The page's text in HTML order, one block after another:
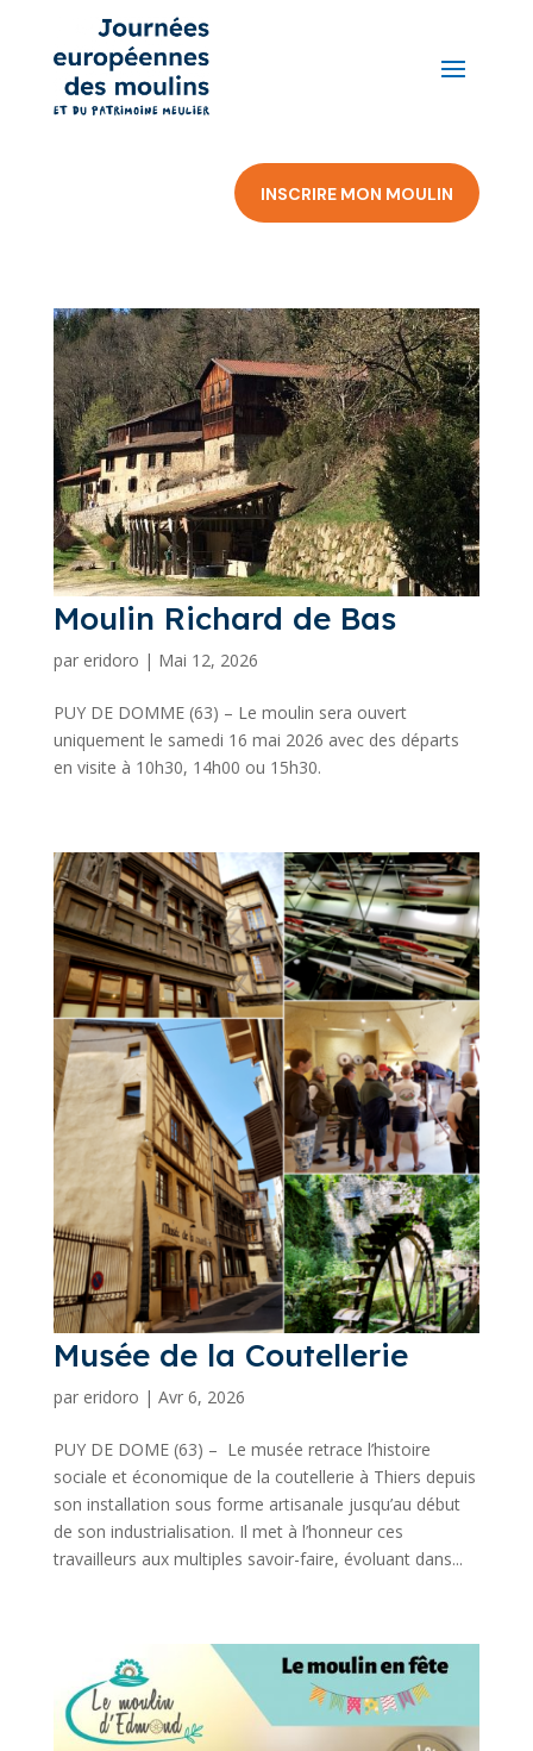
INSCRIRE MON MOULIN
Moulin Richard de Bas
par eridoro | Mai 12, 2026
PUY DE DOMME (63) – Le moulin sera ouvert
uniquement le samedi 16 mai 2026 avec des départs
en visite à 10h30, 14h00 ou 15h30.
Musée de la Coutellerie
par eridoro | Avr 6, 2026
PUY DE DOME (63) – Le musée retrace l’histoire
sociale et économique de la coutellerie à Thiers depuis
son installation sous forme artisanale jusqu’au début
de son industrialisation. Il met à l’honneur ces
travailleurs aux multiples savoir-faire, évoluant dans...